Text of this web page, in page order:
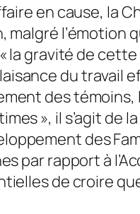
en cause, la
malgré
la gravité de
du travail
des
», il s’agit de
des
par rapport à
de croire